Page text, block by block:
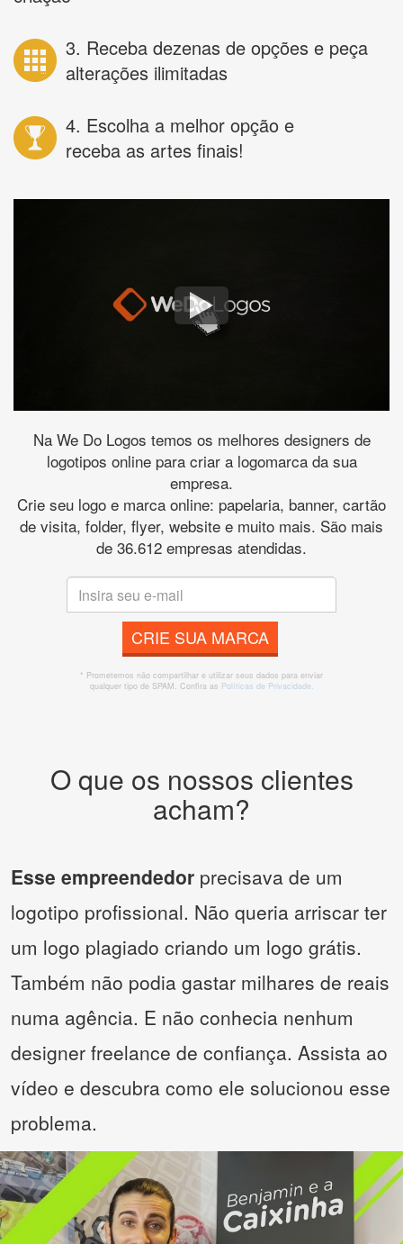
3. Receba dezenas de opções e peça
alterações ilimitadas
4. Escolha a melhor opção e
receba as artes finais!
Na We Do Logos temos os melhores designers de
logotipos online para criar a logomarca da sua
empresa.
Crie seu logo e marca online: papelaria, banner, cartão
de visita, folder, flyer, website e muito mais. São mais
de 36.612 empresas atendidas.
CRIE SUA MARCA
* Prometemos não compartilhar e utilizar seus dados para enviar
qualquer tipo de SPAM. Confira as Políticas de Privacidade.
O que os nossos clientes
acham?
Esse empreendedor precisava de um
logotipo profissional. Não queria arriscar ter
um logo plagiado criando um logo grátis.
Também não podia gastar milhares de reais
numa agência. E não conhecia nenhum
designer freelance de confiança. Assista ao
vídeo e descubra como ele solucionou esse
problema.